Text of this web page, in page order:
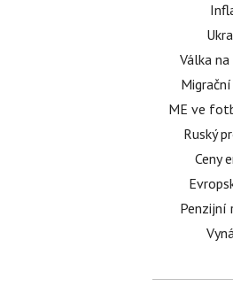
Válka
ME ve
Ruský
Ceny
Penzijní